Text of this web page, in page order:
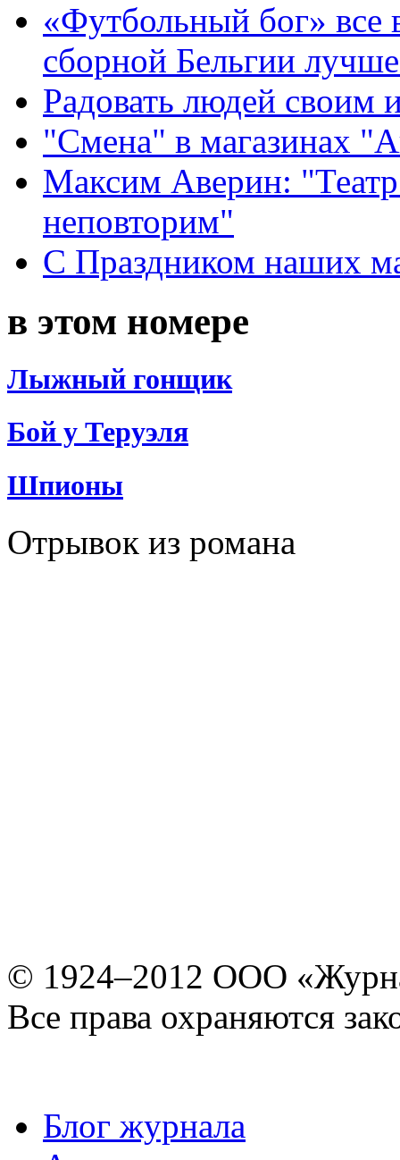
«Футбольный бог» все
сборной Бельгии
Радовать людей своим
"Смена" в магазинах
Максим Аверин:
неповторим"
С Праздником наших
в этом номере
Лыжный гонщик
Бой у Теруэля
Шпионы
Отрывок из романа
© 1924–2012 ООО
Все права охраняются
Блог журнала